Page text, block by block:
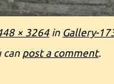
× 3264in Gallery-
can post a comment.